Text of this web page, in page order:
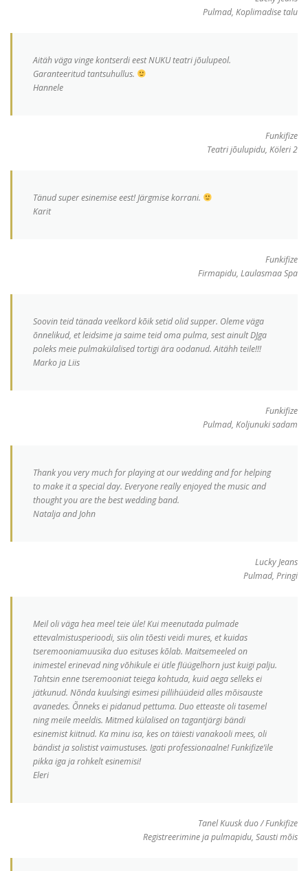
Pulmad, Koplimadise talu
Aitäh väga vinge kontserdi eest NUKU teatri jõulupeol.
Garanteeritud tantsuhullus.
Hannele
Funkifize
Teatri jõulupidu, Köleri 2
Tänud super esinemise eest! Järgmise korrani.
Karit
Funkifize
Firmapidu, Laulasmaa Spa
Soovin teid tänada veelkord kõik setid olid supper. Oleme väga
õnnelikud, et leidsime ja saime teid oma pulma, sest ainult DJga
poleks meie pulmakülalised tortigi ära oodanud. Aitähh teile!!!
Marko ja Liis
Funkifize
Pulmad, Koljunuki sadam
Thank you very much for playing at our wedding and for helping
to make it a special day. Everyone really enjoyed the music and
thought you are the best wedding band.
Natalja and John
Lucky Jeans
Pulmad, Pringi
Meil oli väga hea meel teie üle! Kui meenutada pulmade
ettevalmistusperioodi, siis olin tõesti veidi mures, et kuidas
tseremooniamuusika duo esituses kõlab. Maitsemeeled on
inimestel erinevad ning võhikule ei ütle flüügelhorn just kuigi palju.
Tahtsin enne tseremooniat teiega kohtuda, kuid aega selleks ei
jätkunud. Nõnda kuulsingi esimesi pillihüüdeid alles mõisauste
avanedes. Õnneks ei pidanud pettuma. Duo etteaste oli tasemel
ning meile meeldis. Mitmed külalised on tagantjärgi bändi
esinemist kiitnud. Ka minu isa, kes on täiesti vanakooli mees, oli
bändist ja solistist vaimustuses. Igati professionaalne! Funkifize’ile
pikka iga ja rohkelt esinemisi!
Eleri
Tanel Kuusk duo / Funkifize
Registreerimine ja pulmapidu, Sausti mõis